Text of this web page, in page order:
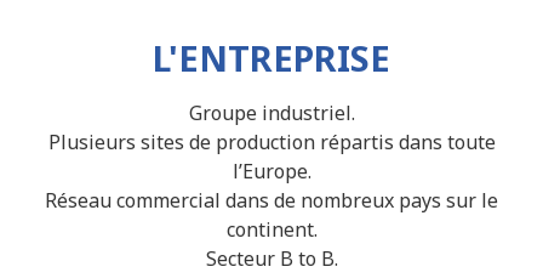
L'ENTREPRISE
Groupe industriel.
Plusieurs sites de production répartis dans toute
l’Europe.
Réseau commercial dans de nombreux pays sur le
continent.
Secteur B to B.